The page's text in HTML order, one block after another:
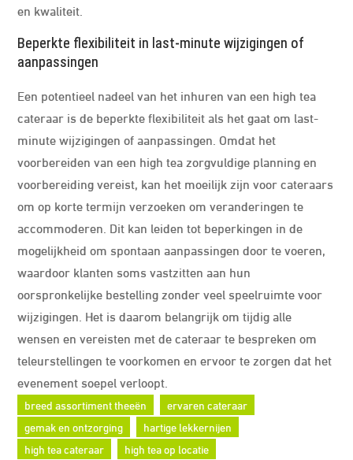
en kwaliteit.
Beperkte flexibiliteit in last-minute wijzigingen of
aanpassingen
Een potentieel nadeel van het inhuren van een high tea
cateraar is de beperkte flexibiliteit als het gaat om last-
minute wijzigingen of aanpassingen. Omdat het
voorbereiden van een high tea zorgvuldige planning en
voorbereiding vereist, kan het moeilijk zijn voor cateraars
om op korte termijn verzoeken om veranderingen te
accommoderen. Dit kan leiden tot beperkingen in de
mogelijkheid om spontaan aanpassingen door te voeren,
waardoor klanten soms vastzitten aan hun
oorspronkelijke bestelling zonder veel speelruimte voor
wijzigingen. Het is daarom belangrijk om tijdig alle
wensen en vereisten met de cateraar te bespreken om
teleurstellingen te voorkomen en ervoor te zorgen dat het
evenement soepel verloopt.
breed assortiment theeën
ervaren cateraar
gemak en ontzorging
hartige lekkernijen
high tea cateraar
high tea op locatie